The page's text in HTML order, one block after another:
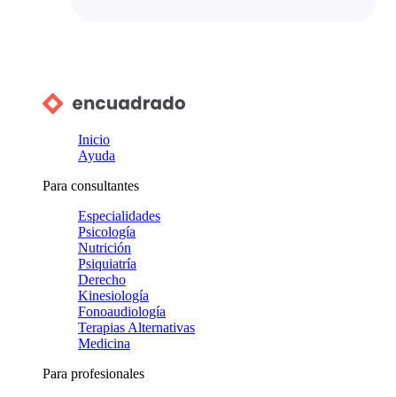
Inicio
Ayuda
Para consultantes
Especialidades
Psicología
Nutrición
Psiquiatría
Derecho
Kinesiología
Fonoaudiología
Terapias Alternativas
Medicina
Para profesionales